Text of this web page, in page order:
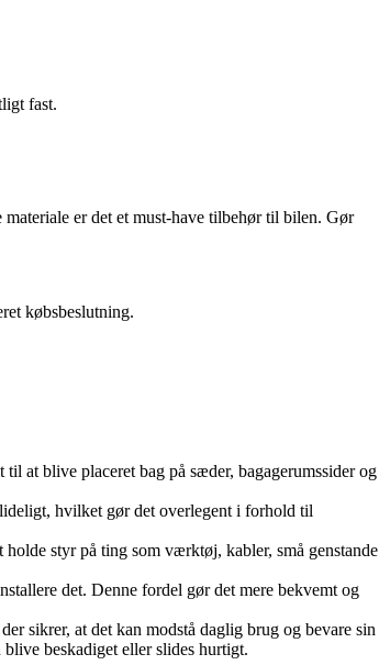
fast.
er det et must-have tilbehør til bilen. Gør
købsbeslutning.
at blive placeret bag på sæder, bagagerumssider og
hvilket gør det overlegent i forhold til
styr på ting som værktøj, kabler, små genstande
det. Denne fordel gør det mere bekvemt og
sikrer, at det kan modstå daglig brug og bevare sin
beskadiget eller slides hurtigt.